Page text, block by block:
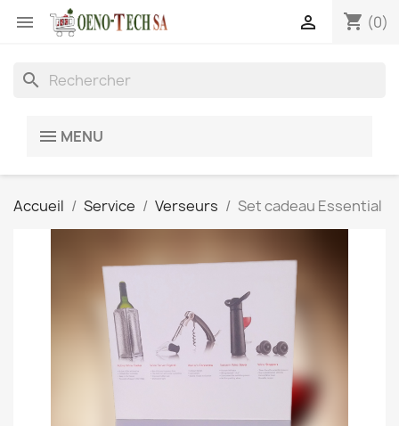
 shopping_cart (0)

search
MENU
Accueil Service Verseurs Set cadeau Essential